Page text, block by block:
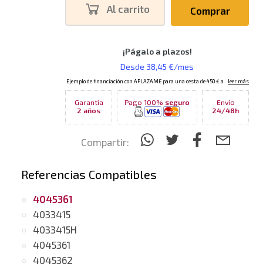
Al carrito Comprar
Garantía
2 años
Pago 100% seguro
Envío
24/48h
Compartir:
Referencias Compatibles
4045361
4033415
4033415H
4045361
4045362